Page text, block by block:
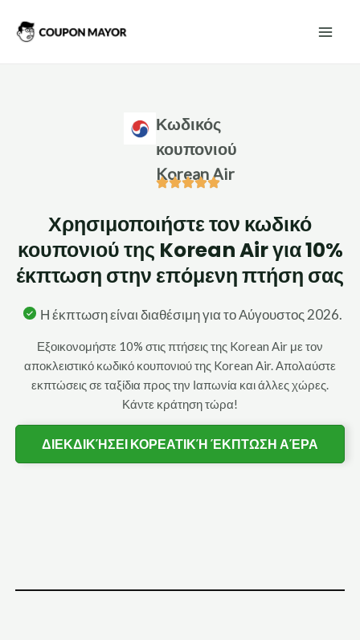
στο
Κωδικός
κουπονιού
Korean Air
Χρησιμοποιήστε τον κωδικό
κουπονιού της Korean Air για 10%
έκπτωση στην επόμενη πτήση σας
Η έκπτωση είναι διαθέσιμη για το Αύγουστος 2026.
Εξοικονομήστε 10% στις πτήσεις της Korean Air με τον
αποκλειστικό κωδικό κουπονιού της Korean Air. Απολαύστε
εκπτώσεις σε ταξίδια προς την Ιαπωνία και άλλες χώρες.
Κάντε κράτηση τώρα!
ΔΙΕΚΔΙΚΉΣΕΙ ΚΟΡΕΑΤΙΚΉ ΈΚΠΤΩΣΗ ΑΈΡΑ